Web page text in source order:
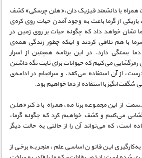
همراه با دانشمند فیزیک دان،«هلن چرسکی» کشف
از گرما باعث به وجود آمدن حیات روی کره‌ی
نشان خواهد داد که چگونه حیات بر روی زمین در
با هم تلاقی کردند و اینکه چطور زندگی همه‌ی
بستگی دارد. در این برنامه همچنین از اسرار
می‌کنیم که حیوانات برای ثابت نگه داشتن
از آن استفاده می‌کنند. و سرانجام در ادامه‌ی
با استفاده از دما خواهیم بود.
از این مجموعه برنامه، همراه با دکتر «هلن
می‌کنیم و کشف خواهیم کرد که چگونه گرما،
است، که می‌تواند آن را از حالتی به حالت دیگر
به‌کارگیری این قانون اساسی علم، منجر به برخی از